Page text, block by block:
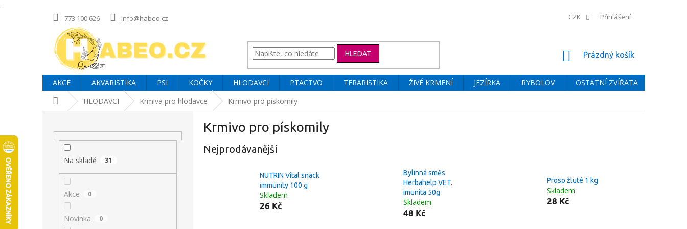
.
773 100 626 info@habeo.cz CZK Přihlášení
HLEDAT
NÁKUPNÍ
Prázdný košík
AKCE AKVARISTIKA PSI KOČKY HLODAVCI PTACTVO TERARISTIKA ŽIVÉ KRMENÍ JEZÍRKA RYBOLOV OSTATNÍ ZVÍŘATA
Domů HLODAVCI Krmiva pro hlodavce Krmivo pro pískomily
Na skladě 31
Akce 0
Novinka 0
Krmivo pro pískomily
Nejprodávanější
NUTRIN Vital snack
immunity 100 g
Skladem
26 Kč
Bylinná směs
Herbahelp VET.
imunita 50g
Skladem
48 Kč
Proso žluté 1 kg
Skladem
28 Kč